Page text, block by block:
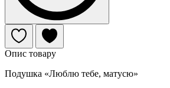
Опис товару
Подушка «Люблю тебе, матусю»